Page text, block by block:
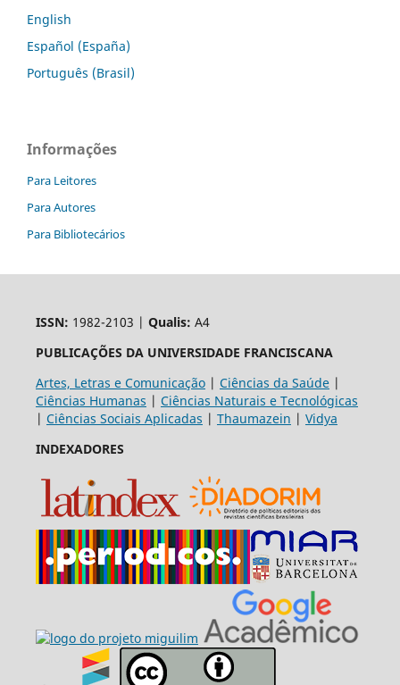
English
Español (España)
Português (Brasil)
Informações
Para Leitores
Para Autores
Para Bibliotecários
ISSN: 1982-2103 | Qualis: A4
PUBLICAÇÕES DA UNIVERSIDADE FRANCISCANA
Artes, Letras e Comunicação| Ciências da Saúde|
Ciências Humanas | Ciências Naturais e Tecnológicas
| Ciências Sociais Aplicadas | Thaumazein | Vidya
INDEXADORES